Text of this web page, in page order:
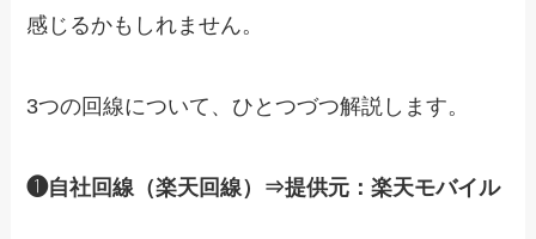
感じるかもしれません。
3つの回線について、ひとつづつ解説します。
❶自社回線（楽天回線）⇒提供元：楽天モバイル